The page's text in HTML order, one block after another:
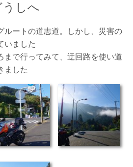
うしへ
ルートの道志道。しかし、災害の
いました
まで行ってみて、迂回路を使い道
ました